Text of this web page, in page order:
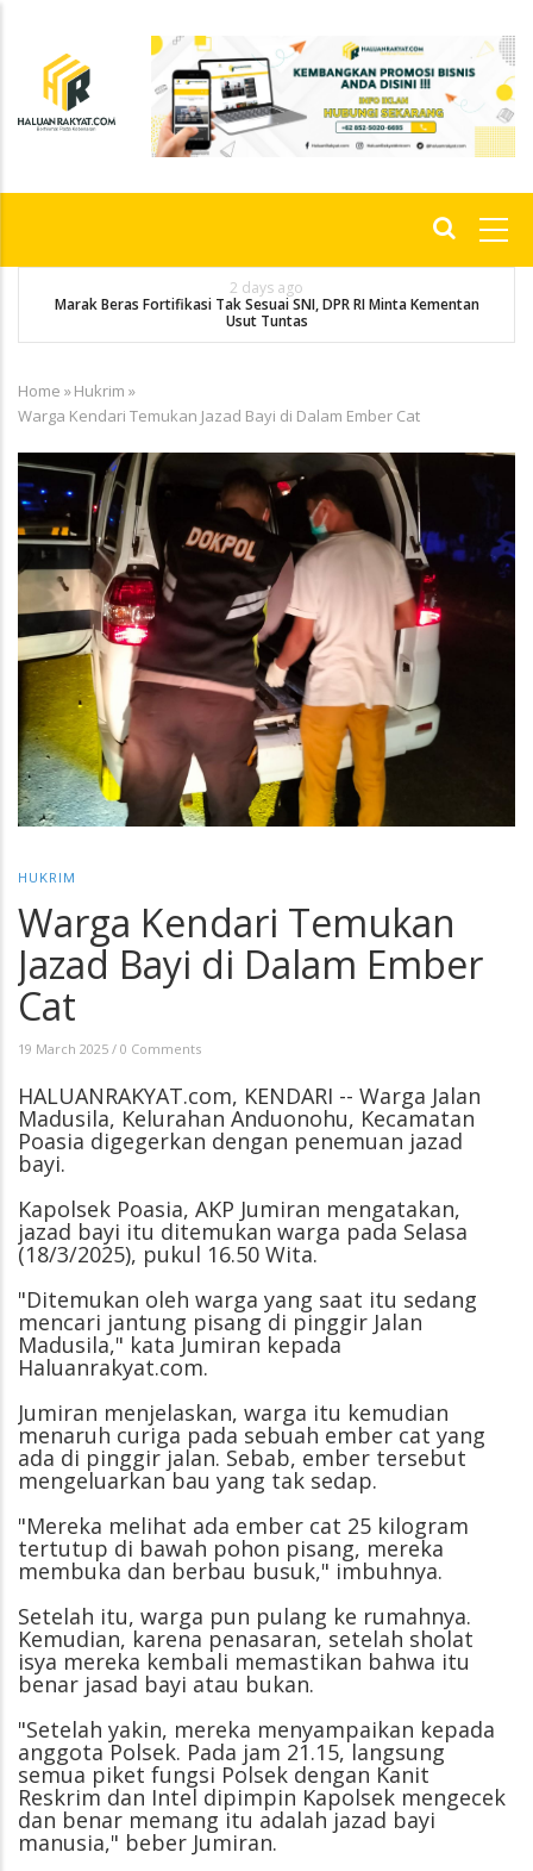
content
2 days ago
Marak Beras Fortifikasi Tak Sesuai SNI, DPR RI Minta Kementan
Usut Tuntas
Breadcrumb
Home »Hukrim »
Warga Kendari Temukan Jazad Bayi di Dalam Ember Cat
HUKRIM
Warga Kendari Temukan
Jazad Bayi di Dalam Ember
Cat
19 March 2025 / 0 Comments
HALUANRAKYAT.com, KENDARI -- Warga Jalan
Madusila, Kelurahan Anduonohu, Kecamatan
Poasia digegerkan dengan penemuan jazad
bayi.
Kapolsek Poasia, AKP Jumiran mengatakan,
jazad bayi itu ditemukan warga pada Selasa
(18/3/2025), pukul 16.50 Wita.
"Ditemukan oleh warga yang saat itu sedang
mencari jantung pisang di pinggir Jalan
Madusila," kata Jumiran kepada
Haluanrakyat.com.
Jumiran menjelaskan, warga itu kemudian
menaruh curiga pada sebuah ember cat yang
ada di pinggir jalan. Sebab, ember tersebut
mengeluarkan bau yang tak sedap.
"Mereka melihat ada ember cat 25 kilogram
tertutup di bawah pohon pisang, mereka
membuka dan berbau busuk," imbuhnya.
Setelah itu, warga pun pulang ke rumahnya.
Kemudian, karena penasaran, setelah sholat
isya mereka kembali memastikan bahwa itu
benar jasad bayi atau bukan.
"Setelah yakin, mereka menyampaikan kepada
anggota Polsek. Pada jam 21.15, langsung
semua piket fungsi Polsek dengan Kanit
Reskrim dan Intel dipimpin Kapolsek mengecek
dan benar memang itu adalah jazad bayi
manusia," beber Jumiran.